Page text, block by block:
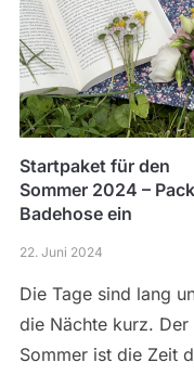
Startpaket für den
Sommer 2024 –
Badehose ein
22. Juni 2024
Die Tage sind lang
die Nächte kurz. Der
Sommer ist die Zeit